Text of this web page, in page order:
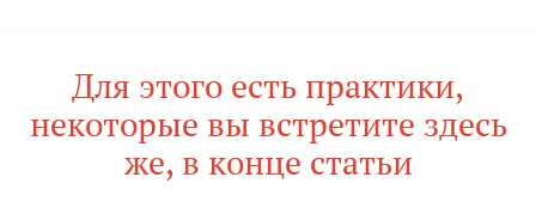
Для этого есть практики,
некоторые вы встретите здесь
же, в конце статьи